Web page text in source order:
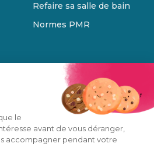
le
avant de vous déranger,
accompagner pendant votre
Refaire sa salle de bain
Normes PMR